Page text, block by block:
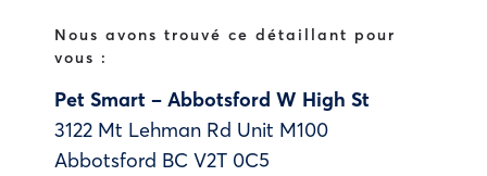
Nous avons trouvé ce détaillant pour
vous :
Pet Smart – Abbotsford W High St
3122 Mt Lehman Rd Unit M100
Abbotsford BC V2T 0C5